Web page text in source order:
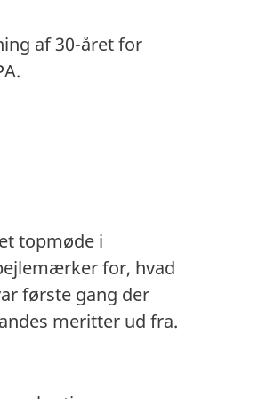
af 30-året for
topmøde i
for, hvad
første gang der
meritter ud fra.